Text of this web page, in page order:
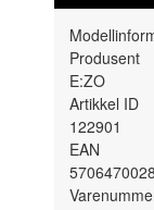
Produsent
E:ZO
Artikkel ID
122901
EAN